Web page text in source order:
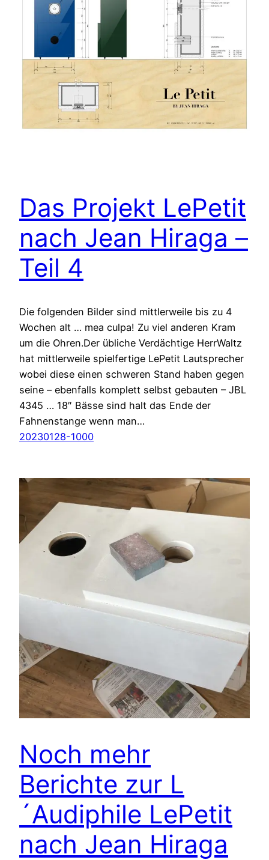
Das Projekt LePetit
nach Jean Hiraga –
Teil 4
Die folgenden Bilder sind mittlerweile bis zu 4
Wochen alt … mea culpa! Zu viel anderen Kram
um die Ohren.Der übliche Verdächtige HerrWaltz
hat mittlerweile spielfertige LePetit Lautsprecher
wobei diese einen schweren Stand haben gegen
seine – ebenfalls komplett selbst gebauten – JBL
4345 … 18″ Bässe sind halt das Ende der
Fahnenstange wenn man…
20230128-1000
Noch mehr
Berichte zur L
´Audiphile LePetit
nach Jean Hiraga